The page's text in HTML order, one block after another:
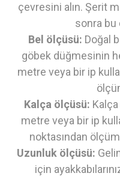
çevresini alın. Şerit
sonra bu
Bel ölçüsü: Doğal
göbek düğmesinin
metre veya bir ip
Kalça ölçüsü:
metre veya bir ip
noktasından
Uzunluk ölçüsü:
için